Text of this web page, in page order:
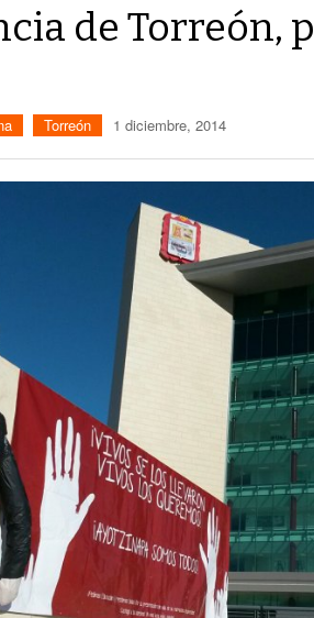
de Torreón,
Torreón 1 diciembre, 2014